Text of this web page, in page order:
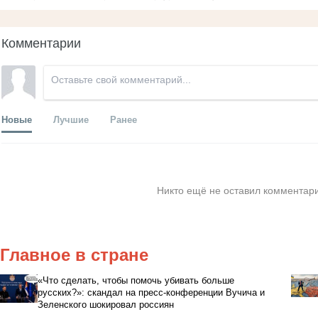
Комментарии
Новые Лучшие Ранее
Никто ещё не оставил
Главное в стране
«Что сделать, чтобы помочь убивать больше
русских?»: скандал на пресс-конференции Вучича и
Зеленского шокировал россиян